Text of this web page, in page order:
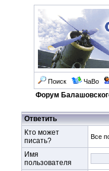
Поиск ЧаВо
Форум
Ответить
Кто может
писать?
Все
Имя
пользователя